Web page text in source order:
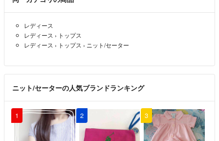
レディース
レディース › トップス
レディース › トップス › ニット/セーター
ニット/セーターの人気ブランドランキング
1 2 3